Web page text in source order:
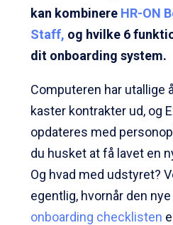
kan kombinere HR-ON
Staff, og hvilke 6
dit onboarding system.
Computeren har utallige
kaster kontrakter ud, og
opdateres med
du husket at få lavet en
Og hvad med udstyret?
egentlig, hvornår den
onboarding checklisten